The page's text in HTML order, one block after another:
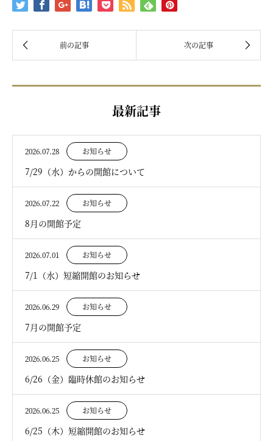
最新記事
2026.07.28 お知らせ
7/29（水）からの開館について
2026.07.22 お知らせ
8月の開館予定
2026.07.01 お知らせ
7/1（水）短縮開館のお知らせ
2026.06.29 お知らせ
7月の開館予定
2026.06.25 お知らせ
6/26（金）臨時休館のお知らせ
2026.06.25 お知らせ
6/25（木）短縮開館のお知らせ